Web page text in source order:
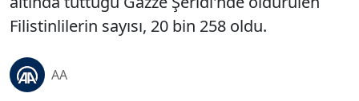
Filistinlilerin sayısı, 20 bin 258 oldu.
AA